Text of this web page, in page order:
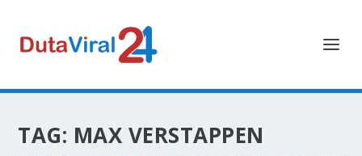
TAG: MAX VERSTAPPEN